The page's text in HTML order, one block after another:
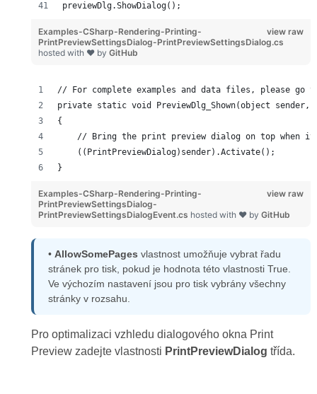
previewDlg.ShowDialog();
view raw
Examples-CSharp-Rendering-Printing-
PrintPreviewSettingsDialog-PrintPreviewSettingsDialog.cs
hosted with ❤ by GitHub
// For complete examples and data files, please go
private static void PreviewDlg_Shown(object sender,
{
// Bring the print preview dialog on top when
    ((PrintPreviewDialog)sender).Activate();
}
view raw
Examples-CSharp-Rendering-Printing-
PrintPreviewSettingsDialog-
PrintPreviewSettingsDialogEvent.cs hosted with ❤ by GitHub
• AllowSomePages vlastnost umožňuje vybrat řadu
stránek pro tisk, pokud je hodnota této vlastnosti True.
Ve výchozím nastavení jsou pro tisk vybrány všechny
stránky v rozsahu.
Pro optimalizaci vzhledu dialogového okna Print
Preview zadejte vlastnosti PrintPreviewDialog třída.